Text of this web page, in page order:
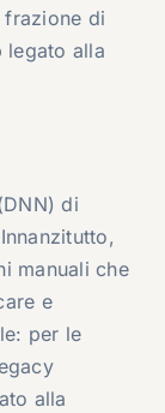
frazione di
legato alla
di
manuali che
e
per le
alla